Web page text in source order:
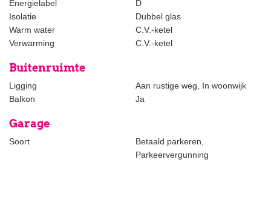
Energielabel
D
Isolatie
Dubbel glas
Warm water
C.V.-ketel
Verwarming
C.V.-ketel
Buitenruimte
Ligging
Aan rustige weg, In woonwijk
Balkon
Ja
Garage
Soort
Betaald parkeren,
Parkeervergunning